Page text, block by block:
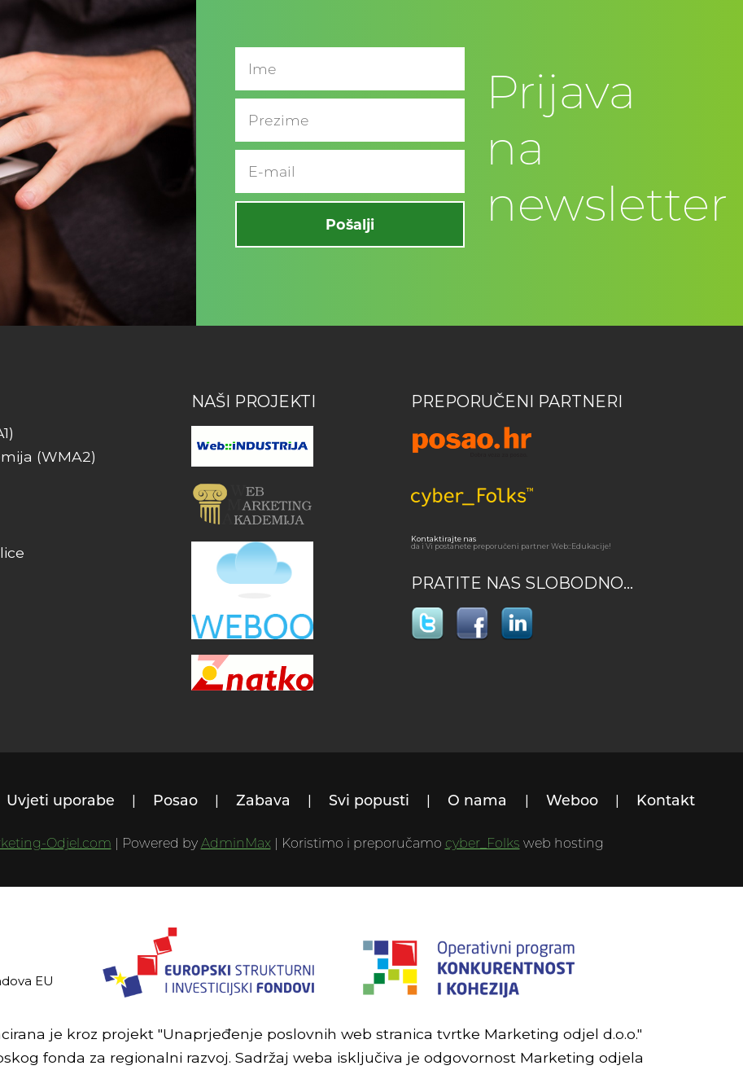
Prijava
na
newsletter
(WMA2)
NAŠI PROJEKTI PREPORUČENI PARTNERI
Kontaktirajte nas
da i Vi postanete preporučeni partner Web::Edukacije!
PRATITE NAS SLOBODNO...
Uvjeti uporabe Posao Zabava Svi popusti O nama Weboo Kontakt
Odjel.com | Powered by AdminMax| Koristimo i preporučamo cyber_Folks web hosting
EU
je kroz projekt "Unaprjeđenje poslovnih web stranica tvrtke Marketing odjel d.o.o."
fonda za regionalni razvoj. Sadržaj weba isključiva je odgovornost Marketing odjela